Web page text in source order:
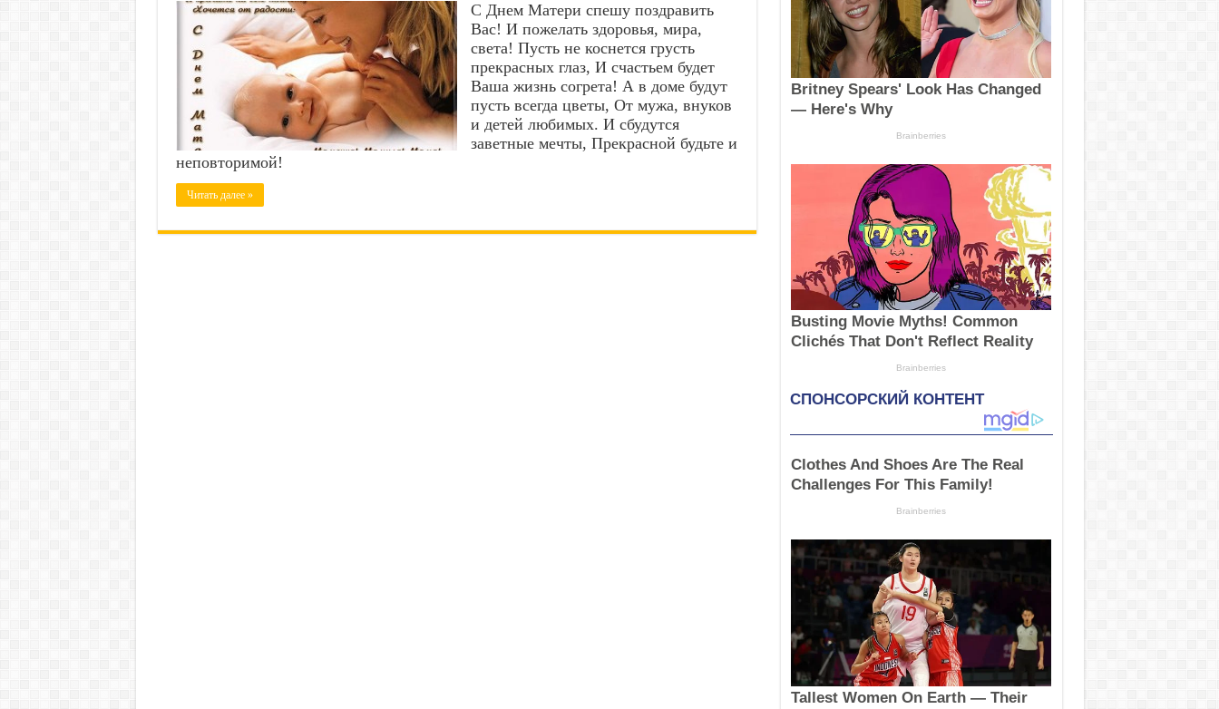
С Днем Матери спешу поздравить
Вас! И пожелать здоровья, мира,
света! Пусть не коснется грусть
прекрасных глаз, И счастьем будет
Ваша жизнь согрета! А в доме будут
пусть всегда цветы, От мужа, внуков
и детей любимых. И сбудутся
заветные мечты, Прекрасной будьте и
неповторимой!
Читать далее »